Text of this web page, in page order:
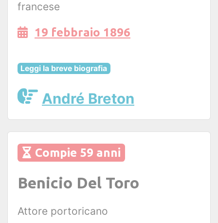
francese
19 febbraio 1896
Leggi la breve biografia
André Breton
Compie 59 anni
Benicio Del Toro
Attore portoricano